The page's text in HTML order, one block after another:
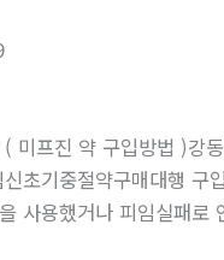
미프진 약 구입방법 )강
초기중절약구매대행 구
사용했거나 피임실패로